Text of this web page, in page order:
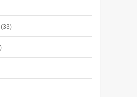
(33)